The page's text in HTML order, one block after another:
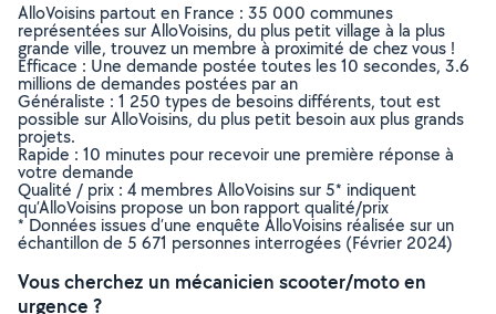
AlloVoisins partout en France : 35 000 communes
représentées sur AlloVoisins, du plus petit village à la plus
grande ville, trouvez un membre à proximité de chez vous !
Efficace : Une demande postée toutes les 10 secondes, 3.6
millions de demandes postées par an
Généraliste : 1 250 types de besoins différents, tout est
possible sur AlloVoisins, du plus petit besoin aux plus grands
projets.
Rapide : 10 minutes pour recevoir une première réponse à
votre demande
Qualité / prix : 4 membres AlloVoisins sur 5* indiquent
qu’AlloVoisins propose un bon rapport qualité/prix
* Données issues d’une enquête AlloVoisins réalisée sur un
échantillon de 5 671 personnes interrogées (Février 2024)
Vous cherchez un mécanicien scooter/moto en
urgence ?